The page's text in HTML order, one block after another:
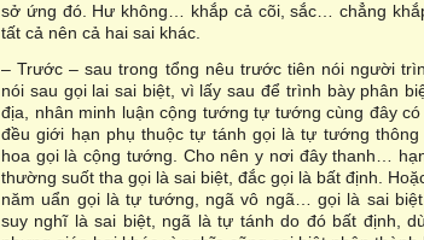
sở ứng đó. Hư không… khắp cả cõi, sắc… chẳng
tất cả nên cả hai sai khác.
– Trước – sau trong tổng nêu trước tiên nói người
nói sau gọi lai sai biệt, vì lấy sau để trình bày phân
địa, nhân minh luận cộng tướng tự tướng cùng đây
đều giới hạn phụ thuộc tự tánh gọi là tự tướng thông
hoa gọi là cộng tướng. Cho nên y nơi đây thanh…
thường suốt tha gọi là sai biệt, đắc gọi là bất định.
năm uẩn gọi là tự tướng, ngã vô ngã… gọi là sai
suy nghĩ là sai biệt, ngã là tự tánh do đó bất định,